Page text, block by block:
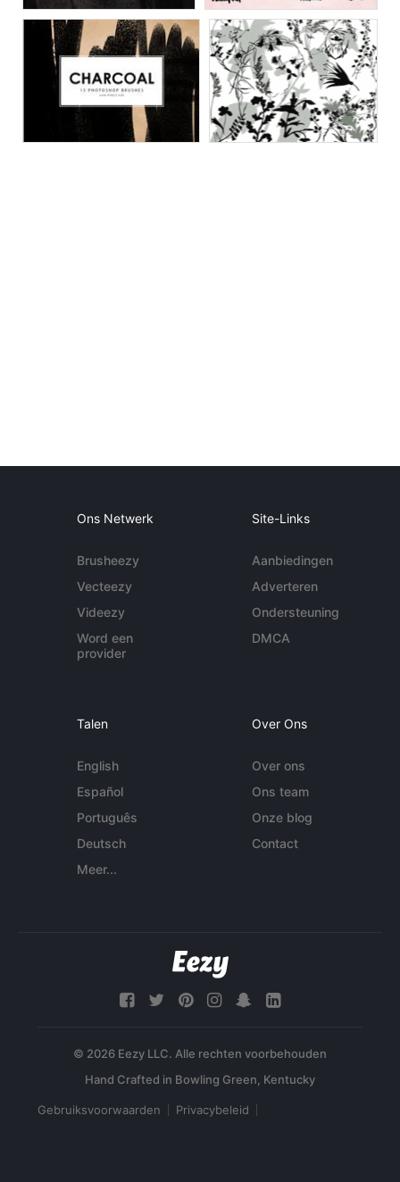
Ons Netwerk
Brusheezy
Vecteezy
Videezy
Word een
provider
Site-Links
Aanbiedingen
Adverteren
Ondersteuning
DMCA
Talen
English
Español
Português
Deutsch
Meer...
Over Ons
Over ons
Ons team
Onze blog
Contact
© 2026 Eezy LLC. Alle rechten voorbehouden
Gebruiksvoorwaarden Privacybeleid